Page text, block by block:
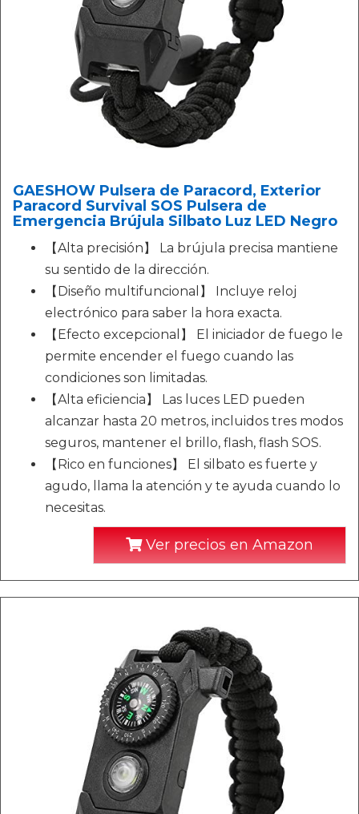
GAESHOW Pulsera de Paracord, Exterior
Paracord Survival SOS Pulsera de
Emergencia Brújula Silbato Luz LED Negro
【Alta precisión】 La brújula precisa mantiene
su sentido de la dirección.
【Diseño multifuncional】 Incluye reloj
electrónico para saber la hora exacta.
【Efecto excepcional】 El iniciador de fuego le
permite encender el fuego cuando las
condiciones son limitadas.
【Alta eficiencia】 Las luces LED pueden
alcanzar hasta 20 metros, incluidos tres modos
seguros, mantener el brillo, flash, flash SOS.
【Rico en funciones】 El silbato es fuerte y
agudo, llama la atención y te ayuda cuando lo
necesitas.
Ver precios en Amazon